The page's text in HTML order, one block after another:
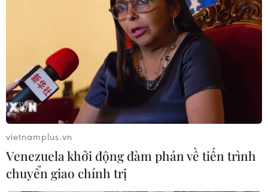
vietnamplus.vn
Venezuela khởi động đàm phán về tiến trình
chuyển giao chính trị